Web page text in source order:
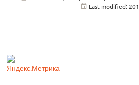
Last modified: